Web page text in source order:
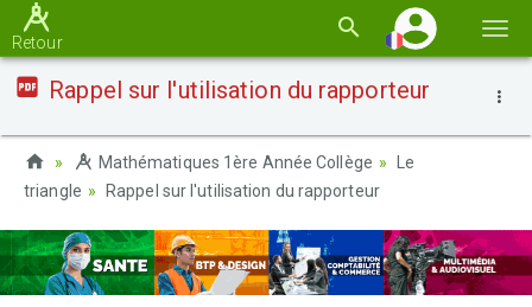
la
Retour
Rappel sur l'utilisation du rapporteur
Mathématiques 1ère Année Collège
Le
triangle
Rappel sur l'utilisation du rapporteur